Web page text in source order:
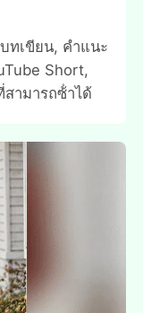
ทเขียน, คําแนะ
Short,
ามารถซ้ําได้